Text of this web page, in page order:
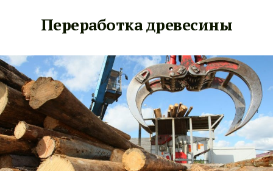
Переработка древесины